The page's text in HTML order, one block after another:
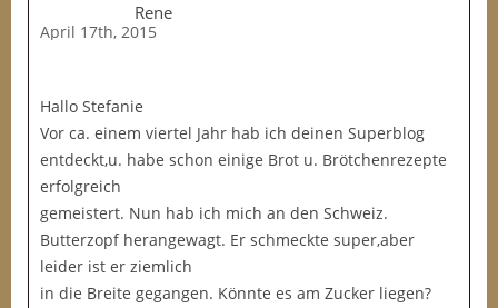
Rene
April 17th, 2015
Hallo Stefanie
Vor ca. einem viertel Jahr hab ich deinen Superblog
entdeckt,u. habe schon einige Brot u. Brötchenrezepte
erfolgreich
gemeistert. Nun hab ich mich an den Schweiz.
Butterzopf herangewagt. Er schmeckte super,aber
leider ist er ziemlich
in die Breite gegangen. Könnte es am Zucker liegen?